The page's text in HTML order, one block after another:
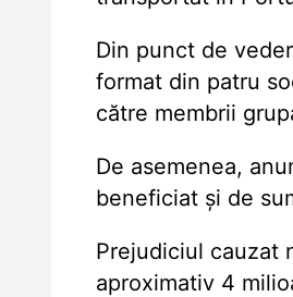
Din punct de
format din patru
către membrii
De asemenea,
beneficiat și de
Prejudiciul cauzat
aproximativ 4